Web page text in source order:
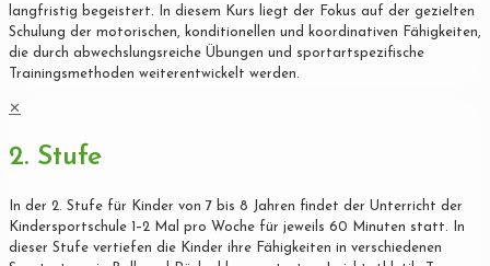
langfristig begeistert. In diesem Kurs liegt der Fokus auf der gezielten
Schulung der motorischen, konditionellen und koordinativen Fähigkeiten,
die durch abwechslungsreiche Übungen und sportartspezifische
Trainingsmethoden weiterentwickelt werden.
✕
2. Stufe
In der 2. Stufe für Kinder von 7 bis 8 Jahren findet der Unterricht der
Kindersportschule 1–2 Mal pro Woche für jeweils 60 Minuten statt. In
dieser Stufe vertiefen die Kinder ihre Fähigkeiten in verschiedenen